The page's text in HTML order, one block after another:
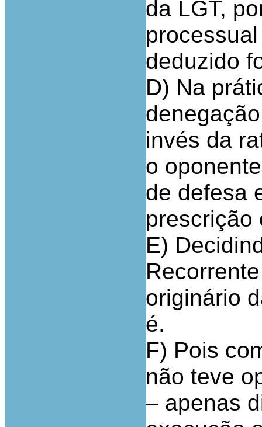
da LGT,
deduzido
D) Na
invés da
o
de defesa
prescrição
E)
originário
é.
F) Pois
não teve
– apenas